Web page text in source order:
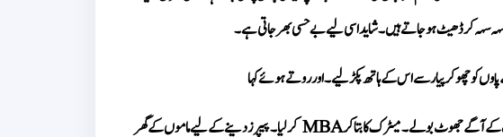
کر ڈھیٹ ہو جاتے ہیں۔ شاید اسی لیے بے حسی بھر جاتی ہے۔
کو چھو کر پیار سے اس کے ہاتھ پکڑ لیے۔ اور روتے ہوئے کہا